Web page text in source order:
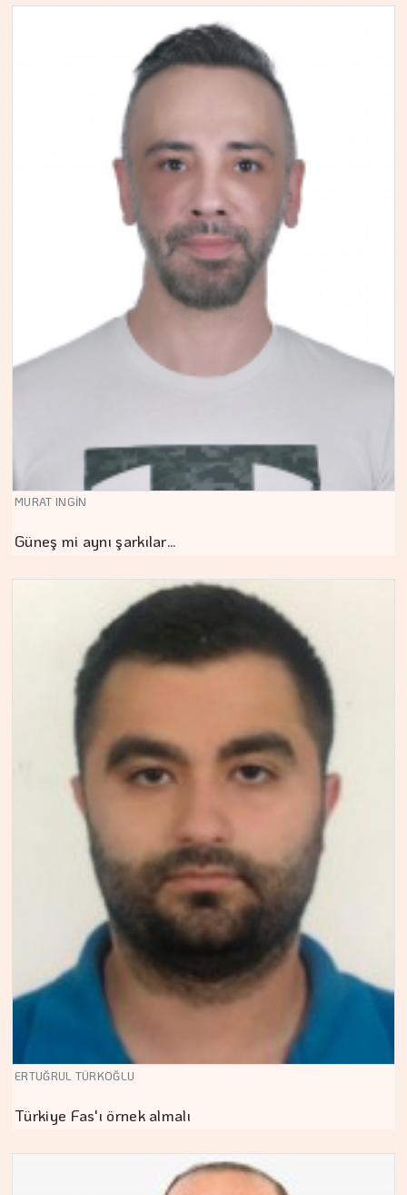
MURAT INGİN
Güneş mi aynı şarkılar…
ERTUĞRUL TÜRKOĞLU
Türkiye Fas'ı örnek almalı